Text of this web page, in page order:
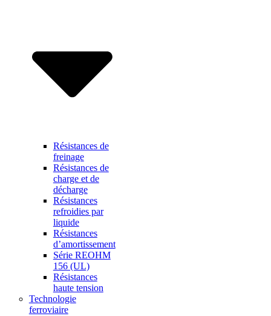
Résistances de
freinage
Résistances de
charge et de
décharge
Résistances
refroidies par
liquide
Résistances
d’amortissement
Série REOHM
156 (UL)
Résistances
haute tension
Technologie
ferroviaire